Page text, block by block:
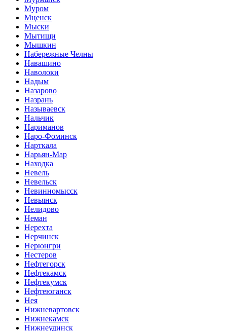
Муром
Мценск
Мыски
Мытищи
Мышкин
Набережные Челны
Навашино
Наволоки
Надым
Назарово
Назрань
Называевск
Нальчик
Нариманов
Наро-Фоминск
Нарткала
Нарьян-Мар
Находка
Невель
Невельск
Невинномысск
Невьянск
Нелидово
Неман
Нерехта
Нерчинск
Нерюнгри
Нестеров
Нефтегорск
Нефтекамск
Нефтекумск
Нефтеюганск
Нея
Нижневартовск
Нижнекамск
Нижнеудинск